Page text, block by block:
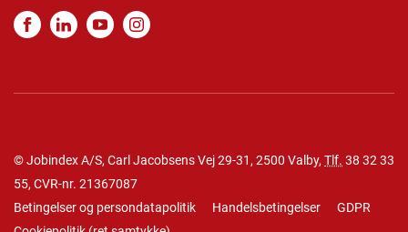
© Jobindex A/S, Carl Jacobsens Vej 29-31, 2500 Valby, Tlf. 38 32 33
55, CVR-nr. 21367087
Betingelser og persondatapolitik
Handelsbetingelser
GDPR